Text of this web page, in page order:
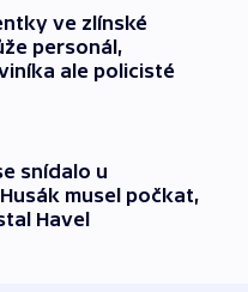
ve zlínské
personál,
ale policisté
snídalo u
musel počkat,
Havel